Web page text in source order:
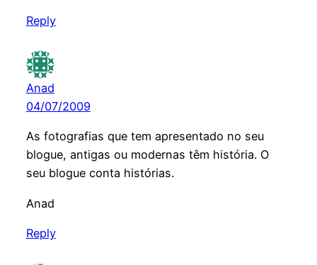
Reply
Anad
04/07/2009
As fotografias que tem apresentado no seu
blogue, antigas ou modernas têm história. O
seu blogue conta histórias.
Anad
Reply